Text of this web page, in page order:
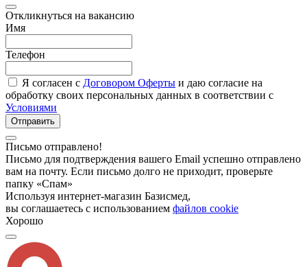
Откликнуться на вакансию
Имя
Телефон
Я согласен с Договором Оферты и даю согласие на
обработку своих персональных данных в соответствии с
Условиями
Отправить
Письмо отправлено!
Письмо для подтверждения вашего Email успешно отправлено
вам на почту. Если письмо долго не приходит, проверьте
папку «Спам»
Используя интернет-магазин Базисмед,
вы соглашаетесь с использованием файлов cookie
Хорошо